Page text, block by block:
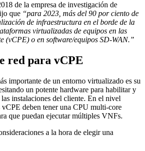
de la empresa de investigación de
que “para 2023, más del 90 por ciento de
de infraestructura en el borde de la
virtualizadas de equipos en las
(vCPE) o en software/equipos SD-WAN.”
red para vCPE
importante de un entorno virtualizado es su
un potente hardware para habilitar y
instalaciones del cliente. En el nivel
vCPE deben tener una CPU multi-core
que puedan ejecutar múltiples VNFs.
a la hora de elegir una